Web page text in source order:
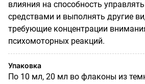
влияния на способность
средствами и выполнять другие
требующие концентрации
психомоторных реакций.
Упаковка
По 10 мл, 20 мл во флаконы из